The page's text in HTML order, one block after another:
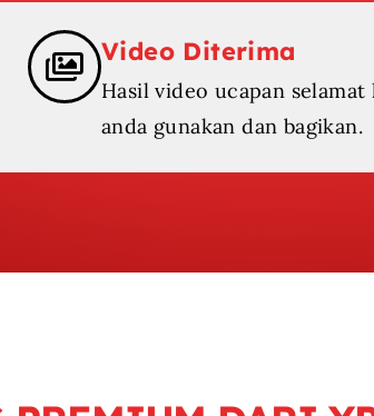
Video Diterima
Hasil video ucapan
anda gunakan dan bagikan.